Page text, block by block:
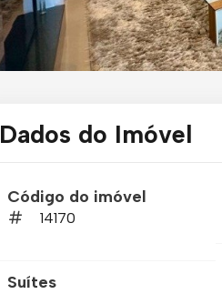
Dados do Imóvel
Código do imóvel
14170
Suítes